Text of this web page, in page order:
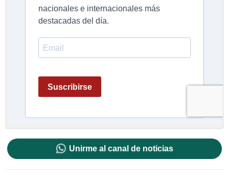
Unirme al canal de noticias